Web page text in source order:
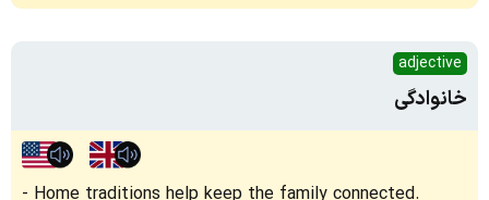
adjective
خانوادگی
Home traditions help keep the family connected.